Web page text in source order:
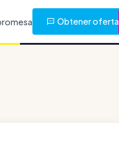
Obtener oferta